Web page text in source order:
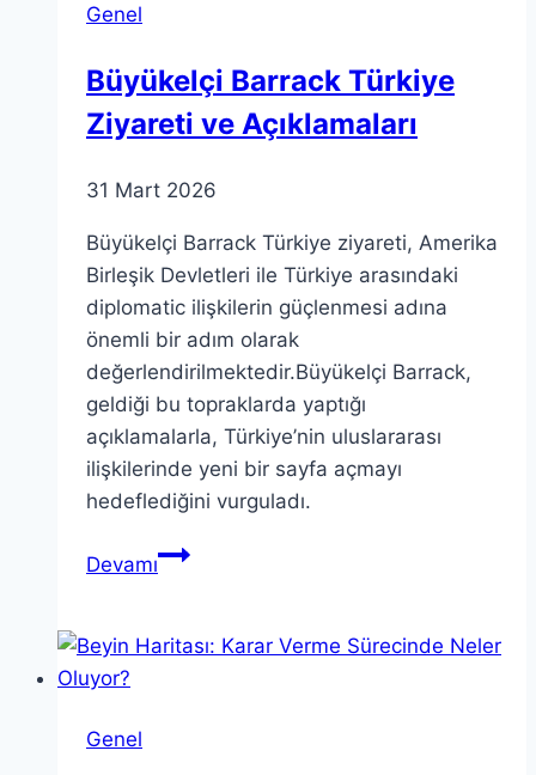
Genel
Büyükelçi Barrack Türkiye
Ziyareti ve Açıklamaları
31 Mart 2026
Büyükelçi Barrack Türkiye ziyareti, Amerika
Birleşik Devletleri ile Türkiye arasındaki
diplomatic ilişkilerin güçlenmesi adına
önemli bir adım olarak
değerlendirilmektedir.Büyükelçi Barrack,
geldiği bu topraklarda yaptığı
açıklamalarla, Türkiye’nin uluslararası
ilişkilerinde yeni bir sayfa açmayı
hedeflediğini vurguladı.
DevamıBüyükelçi
Ziyareti
Genel